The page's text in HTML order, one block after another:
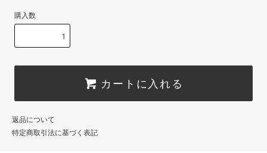
購入数
カートに入れる
返品について
特定商取引法に基づく表記